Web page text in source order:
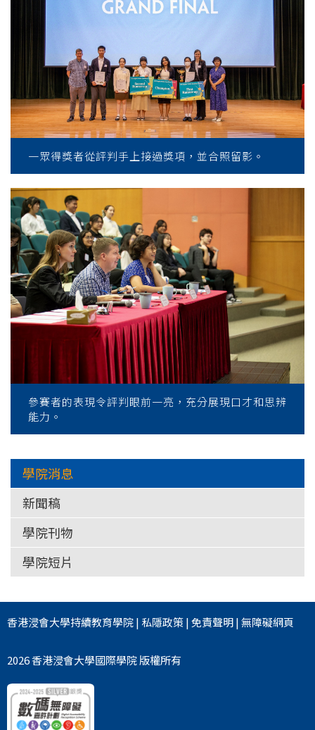
一眾得獎者從評判手上接過獎項，並合照留影。
參賽者的表現令評判眼前一亮，充分展現口才和思辨
能力。
學院消息
新聞稿
學院刊物
學院短片
香港浸會大學持續教育學院| 私隱政策|免責聲明|無障礙網頁
2026 香港浸會大學國際學院 版權所有